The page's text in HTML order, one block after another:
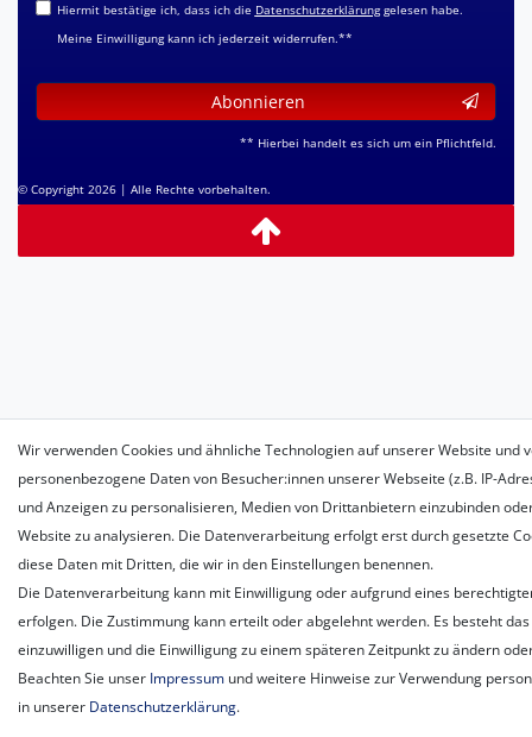
Hiermit bestätige ich, dass ich die Daten­schutz­erklärunggelesen habe.
Meine Einwilligung kann ich jederzeit widerrufen.**
Abonnieren
** Hierbei handelt es sich um ein Pflichtfeld.
© Copyright 2026 | Alle Rechte vorbehalten.
Wir verwenden Cookies und ähnliche Technologien auf unserer Website und
personenbezogene Daten von Besucher:innen unserer Webseite (z.B. IP-
und Anzeigen zu personalisieren, Medien von Drittanbietern einzubinden
Website zu analysieren. Die Datenverarbeitung erfolgt erst durch gesetzte
diese Daten mit Dritten, die wir in den Einstellungen benennen.
Die Datenverarbeitung kann mit Einwilligung oder aufgrund eines
erfolgen. Die Zustimmung kann erteilt oder abgelehnt werden. Es besteht das
einzuwilligen und die Einwilligung zu einem späteren Zeitpunkt zu ändern
Beachten Sie unser Impressum und weitere Hinweise zur Verwendung
in unserer Daten­schutz­erklärung.